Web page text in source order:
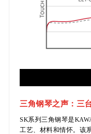
三角钢琴之声：三
SK系列三角钢琴是
工艺、材料和情怀。该